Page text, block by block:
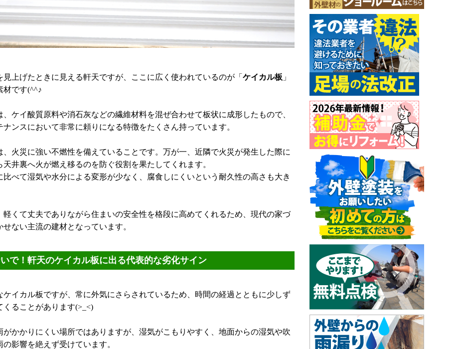
見上げたときに見える軒天ですが、ここに広く使われているのが「 ケイカル板 」
材です(^^♪
、ケイ酸質原料や消石灰などの繊維材料を混ぜ合わせて板状に成形したもので、
ナンスにおいて非常に頼りになる特徴をたくさん持っています。
、火災に強い不燃性を備えていることです。万が一、近隣で火災が発生した際に
天井裏へ火が燃え移るのを防ぐ役割を果たしてくれます。
比べて湿気や水分による変形が少なく、腐食しにくいという耐久性の高さも大き
軽くて丈夫でありながら住まいの安全性を格段に高めてくれるため、現代の家づ
せない主流の建材となっています。
で！軒天のケイカル板に出る代表的な劣化サイン
ケイカル板ですが、常に外気にさらされているため、時間の経過とともに少しず
くることがあります(>_<)
がかかりにくい場所ではありますが、湿気がこもりやすく、地面からの湿気や吹
の影響を絶えず受けています。